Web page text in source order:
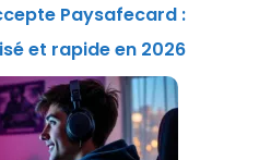
Paysafecard :
et rapide en 2026